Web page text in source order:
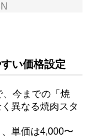
い価格設定
今までの「焼
異なる焼肉スタ
単価は4,000〜